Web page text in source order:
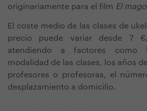
originariamente para el film El
El coste medio de las clases de
precio puede variar desde 7
atendiendo a factores como
modalidad de las clases, los años
profesores o profesoras, el
desplazamiento a domicilio.